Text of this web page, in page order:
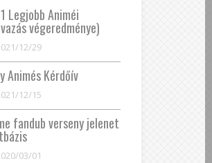
Legjobb Animéi
végeredménye)
12/29
Animés Kérdőív
12/15
fandub verseny jelenet
03/01